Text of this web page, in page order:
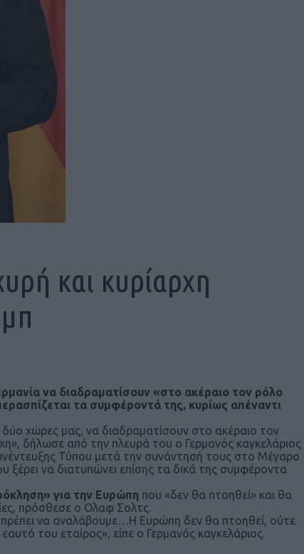
και κυρίαρχη
να διαδραματίσουν «στο ακέραιο τον ρόλο
τα συμφέροντά της, κυρίως απέναντι
χώρες μας, να διαδραματίσουν στο ακέραιο τον
δήλωσε από την πλευρά του ο Γερμανός καγκελάριος
Τύπου μετά την συνάντησή τους στο Μέγαρο
να διατυπώνει επίσης τα δικά της συμφέροντα
για την Ευρώπη που «δεν θα πτοηθεί» και θα
πρόσθεσε ο Ολαφ Σολτς.
να αναλάβουμε…Η Ευρώπη δεν θα πτοηθεί, ούτε
του εταίρος», είπε ο Γερμανός καγκελάριος.